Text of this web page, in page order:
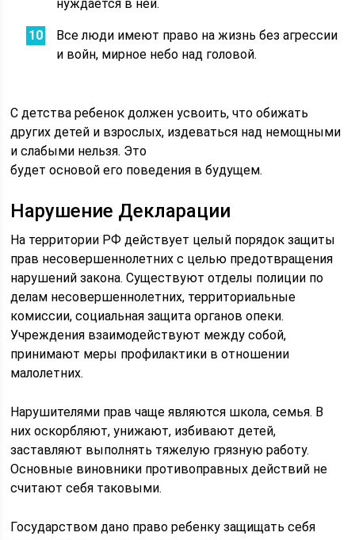
нуждается в ней.
Все люди имеют право на жизнь без агрессии
и войн, мирное небо над головой.
С детства ребенок должен усвоить, что обижать
других детей и взрослых, издеваться над немощными
и слабыми нельзя. Это
будет основой его поведения в будущем.
Нарушение Декларации
На территории РФ действует целый порядок защиты
прав несовершеннолетних с целью предотвращения
нарушений закона. Существуют отделы полиции по
делам несовершеннолетних, территориальные
комиссии, социальная защита органов опеки.
Учреждения взаимодействуют между собой,
принимают меры профилактики в отношении
малолетних.
Нарушителями прав чаще являются школа, семья. В
них оскорбляют, унижают, избивают детей,
заставляют выполнять тяжелую грязную работу.
Основные виновники противоправных действий не
считают себя таковыми.
Государством дано право ребенку защищать себя